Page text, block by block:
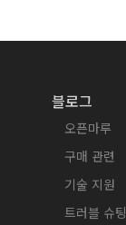
블로그
오픈마루
구매 관련
기술 지원
트러블 슈팅